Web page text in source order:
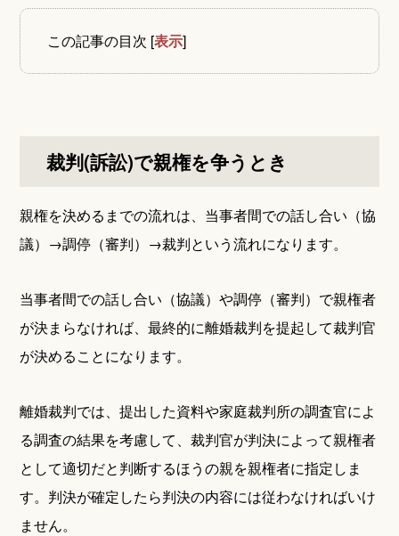
この記事の目次 [表示]
裁判(訴訟)で親権を争うとき
親権を決めるまでの流れは、当事者間での話し合い（協
議）→調停（審判）→裁判という流れになります。
当事者間での話し合い（協議）や調停（審判）で親権者
が決まらなければ、最終的に離婚裁判を提起して裁判官
が決めることになります。
離婚裁判では、提出した資料や家庭裁判所の調査官によ
る調査の結果を考慮して、裁判官が判決によって親権者
として適切だと判断するほうの親を親権者に指定しま
す。判決が確定したら判決の内容には従わなければいけ
ません。